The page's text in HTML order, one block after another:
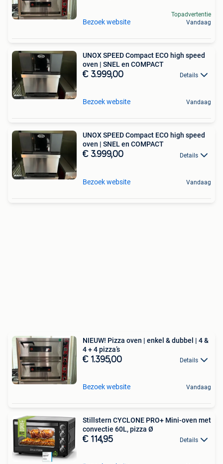
Bezoek website
Topadvertentie
Vandaag
UNOX SPEED Compact ECO high speed
oven | SNEL en COMPACT
€ 3.999,00 Details
Bezoek website Vandaag
UNOX SPEED Compact ECO high speed
oven | SNEL en COMPACT
€ 3.999,00 Details
Bezoek website Vandaag
NIEUW! Pizza oven | enkel & dubbel | 4 &
4 + 4 pizza’s
€ 1.395,00 Details
Bezoek website Vandaag
Stillstern CYCLONE PRO+ Mini-oven met
convectie 60L, pizza Ø
€ 114,95 Details